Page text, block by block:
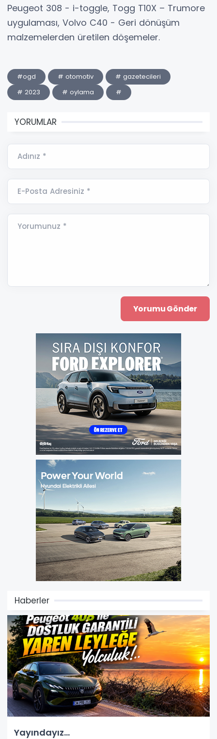
Peugeot 308 - i-toggle, Togg T10X – Trumore
uygulaması, Volvo C40 - Geri dönüşüm
malzemelerden üretilen döşemeler.
#ogd # otomotiv
# gazetecileri
# 2023
# oylama #
YORUMLAR
Adınız *
E-Posta Adresiniz *
Yorumunuz *
Haberler
Yayındayız...